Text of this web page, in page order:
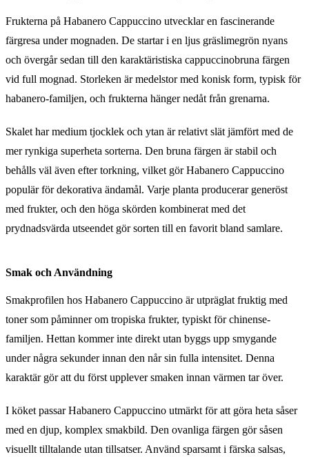
Frukterna på Habanero Cappuccino utvecklar en fascinerande
färgresa under mognaden. De startar i en ljus gräslimegrön nyans
och övergår sedan till den karaktäristiska cappuccinobruna färgen
vid full mognad. Storleken är medelstor med konisk form, typisk för
habanero-familjen, och frukterna hänger nedåt från grenarna.
Skalet har medium tjocklek och ytan är relativt slät jämfört med de
mer rynkiga superheta sorterna. Den bruna färgen är stabil och
behålls väl även efter torkning, vilket gör Habanero Cappuccino
populär för dekorativa ändamål. Varje planta producerar generöst
med frukter, och den höga skörden kombinerat med det
prydnadsvärda utseendet gör sorten till en favorit bland samlare.
Smak och Användning
Smakprofilen hos Habanero Cappuccino är utpräglat fruktig med
toner som påminner om tropiska frukter, typiskt för chinense-
familjen. Hettan kommer inte direkt utan byggs upp smygande
under några sekunder innan den når sin fulla intensitet. Denna
karaktär gör att du först upplever smaken innan värmen tar över.
I köket passar Habanero Cappuccino utmärkt för att göra heta såser
med en djup, komplex smakbild. Den ovanliga färgen gör såsen
visuellt tilltalande utan tillsatser. Använd sparsamt i färska salsas,